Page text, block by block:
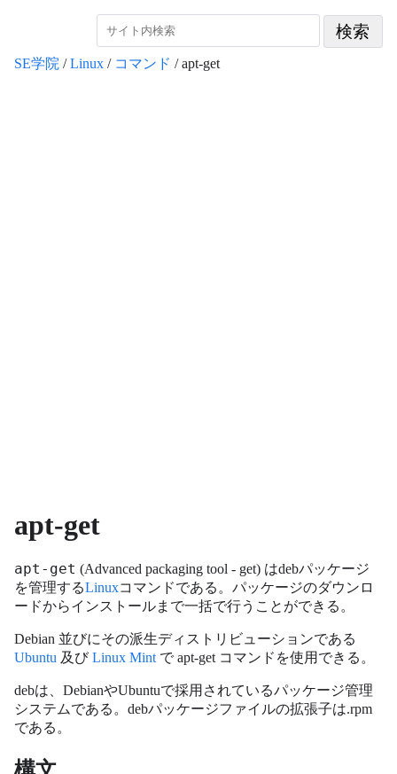
SE学院 /Linux / コマンド / apt-get
apt-get
apt-get (Advanced packaging tool - get) はdebパッケージ
を管理するLinuxコマンドである。パッケージのダウンロ
ードからインストールまで一括で行うことができる。
Debian 並びにその派生ディストリビューションである
Ubuntu 及びLinux Mint で apt-get コマンドを使用できる。
debは、DebianやUbuntuで採用されているパッケージ管理
システムである。debパッケージファイルの拡張子は.rpm
である。